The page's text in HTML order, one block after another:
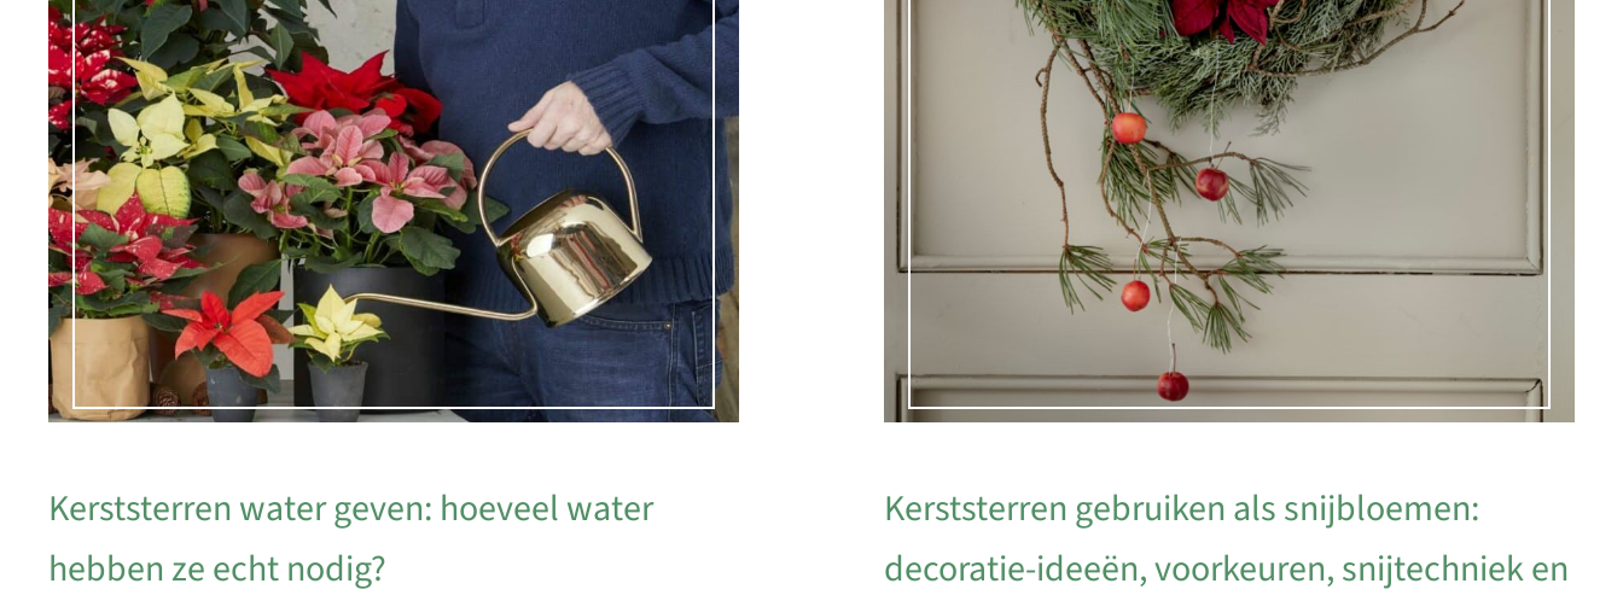
Kerststerren water geven: hoeveel water
hebben ze echt nodig?
Kerststerren gebruiken als snijbloemen:
decoratie-ideeën, voorkeuren, snijtechniek en